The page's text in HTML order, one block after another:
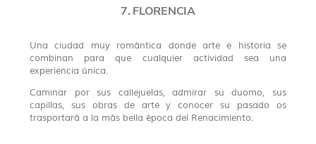
7. FLORENCIA
Una ciudad muy romántica donde arte e historia se
combinan para que cualquier actividad sea una
experiencia única.
Caminar por sus callejuelas, admirar su duomo, sus
capillas, sus obras de arte y conocer su pasado os
trasportará a la más bella época del Renacimiento.